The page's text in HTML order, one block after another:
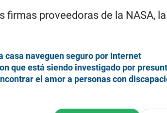
firmas proveedoras de la NASA,
casa naveguen seguro por Internet
que está siendo investigado por
el amor a personas con